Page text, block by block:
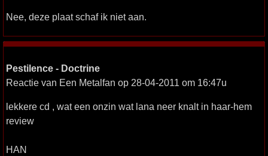
Nee, deze plaat schaf ik niet aan.
Pestilence - Doctrine
Reactie van Een Metalfan op 28-04-2011 om 16:47u
lekkere cd , wat een onzin wat lana neer knalt in haar-hem
review
HAN